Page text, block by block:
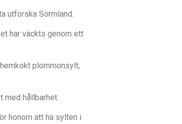
utforska Sörmland.
har väckts genom ett
plommonsylt,
med hållbarhet.
honom att ha sylten i